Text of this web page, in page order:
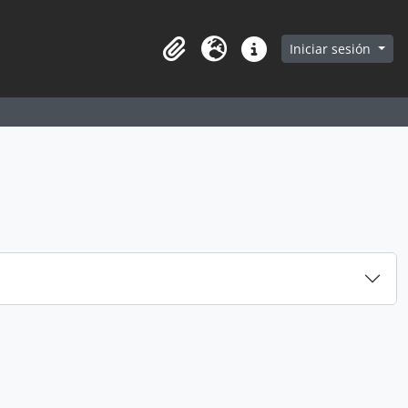
in browse page
Portapapeles
Idioma Enlaces rápidos
Iniciar sesión